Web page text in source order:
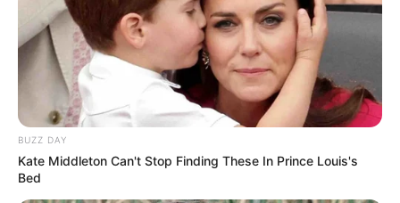
BUZZ DAY
Kate Middleton Can't Stop Finding These In Prince Louis's
Bed